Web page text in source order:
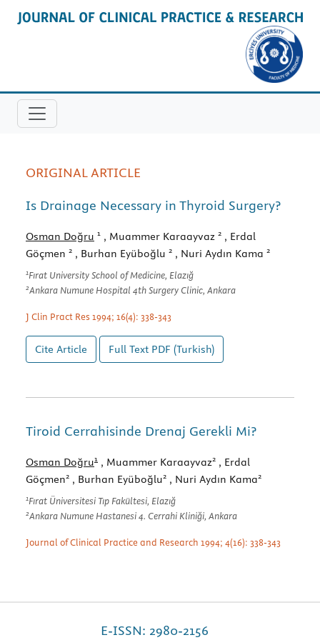
ORIGINAL ARTICLE
Is Drainage Necessary in Thyroid Surgery?
Osman Doğru 1 , Muammer Karaayvaz 2 , Erdal
Göçmen 2 , Burhan Eyüboğlu 2 , Nuri Aydın Kama 2
1Fırat University School of Medicine, Elazığ
2Ankara Numune Hospital 4th Surgery Clinic, Ankara
J Clin Pract Res 1994; 16(4): 338-343
Cite Article Full Text PDF (Turkish)
Tiroid Cerrahisinde Drenaj Gerekli Mi?
Osman Doğru1 , Muammer Karaayvaz2 , Erdal
Göçmen2 , Burhan Eyüboğlu2 , Nuri Aydın Kama2
1Fırat Üniversitesi Tıp Fakültesi, Elazığ
2Ankara Numune Hastanesi 4. Cerrahi Kliniği, Ankara
Journal of Clinical Practice and Research 1994; 4(16): 338-343
E-ISSN: 2980-2156